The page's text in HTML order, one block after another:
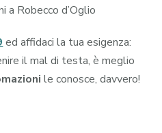
a Robecco d’Oglio
ed affidaci la tua esigenza:
il mal di testa, è meglio
le conosce, davvero!